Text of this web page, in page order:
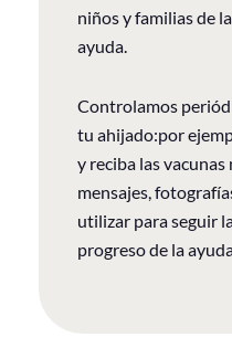
niños y familias de
ayuda.
Controlamos
tu ahijado:por
y reciba las vacunas
mensajes,
utilizar para seguir
progreso de la